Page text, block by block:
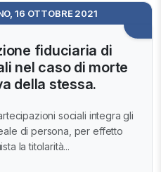
16 OTTOBRE 2021
fiduciaria di
nel caso di morte
della stessa.
sociali integra gli
di persona, per effetto
la titolarità...